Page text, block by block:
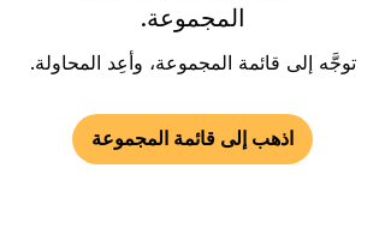
المجموعة.
توجَّه إلى قائمة المجموعة، وأعِد المحاولة.
اذهب إلى قائمة المجموعة